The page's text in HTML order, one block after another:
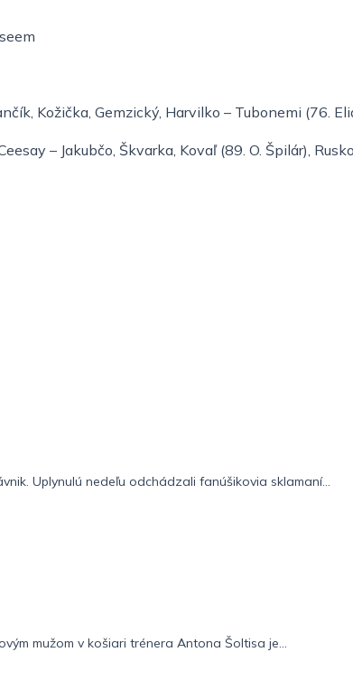
Kožička, Gemzický, Harvilko – Tubonemi (76.
– Jakubčo, Škvarka, Kovaľ (89. O. Špilár),
Uplynulú nedeľu odchádzali fanúšikovia sklamaní...
mužom v košiari trénera Antona Šoltisa je...